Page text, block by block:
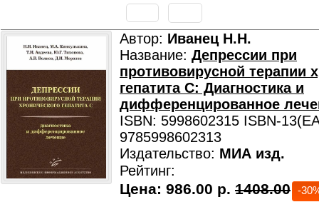
Автор: Иванец Н.Н.
Название: Депрессии при
противовирусной терапии
гепатита С: Диагностика и
дифференцированное
ISBN: 5998602315 ISBN-
9785998602313
Издательство: МИА изд.
Рейтинг:
Цена: 986.00 р. 1408.00 -